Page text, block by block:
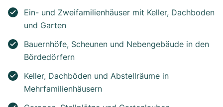
Ein- und Zweifamilienhäuser mit Keller, Dachboden
und Garten
Bauernhöfe, Scheunen und Nebengebäude in den
Bördedörfern
Keller, Dachböden und Abstellräume in
Mehrfamilienhäusern